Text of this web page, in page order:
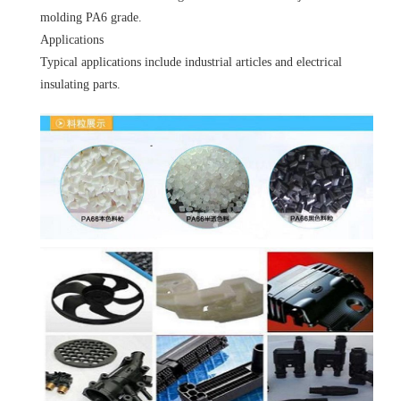
molding PA6 grade.
Applications
Typical applications include industrial articles and electrical
insulating parts.